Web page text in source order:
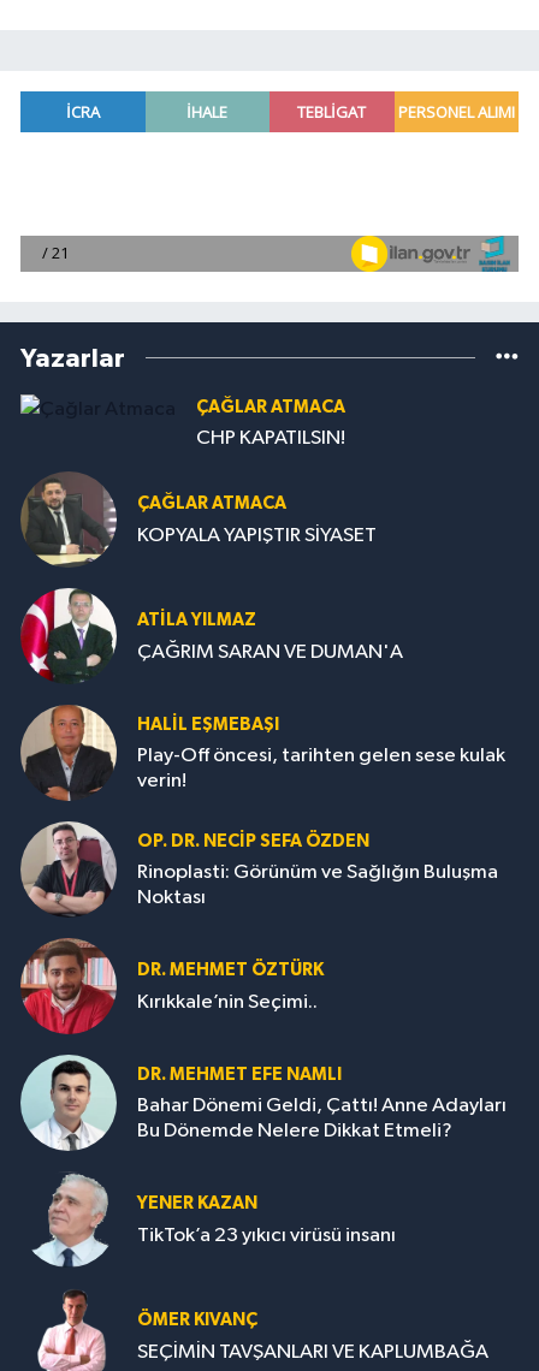
Yazarlar
ÇAĞLAR ATMACA
CHP KAPATILSIN!
ÇAĞLAR ATMACA
KOPYALA YAPIŞTIR SİYASET
ATILA YILMAZ
ÇAĞRIM SARAN VE DUMAN'A
HALIL EŞMEBAŞI
Play-Off öncesi, tarihten gelen sese kulak
verin!
OP. DR. NECIP SEFA ÖZDEN
Rinoplasti: Görünüm ve Sağlığın Buluşma
Noktası
DR. MEHMET ÖZTÜRK
Kırıkkale’nin Seçimi..
DR. MEHMET EFE NAMLI
Bahar Dönemi Geldi, Çattı! Anne Adayları
Bu Dönemde Nelere Dikkat Etmeli?
YENER KAZAN
TikTok’a 23 yıkıcı virüsü insanı
ÖMER KIVANÇ
SEÇİMİN TAVŞANLARI VE KAPLUMBAĞA